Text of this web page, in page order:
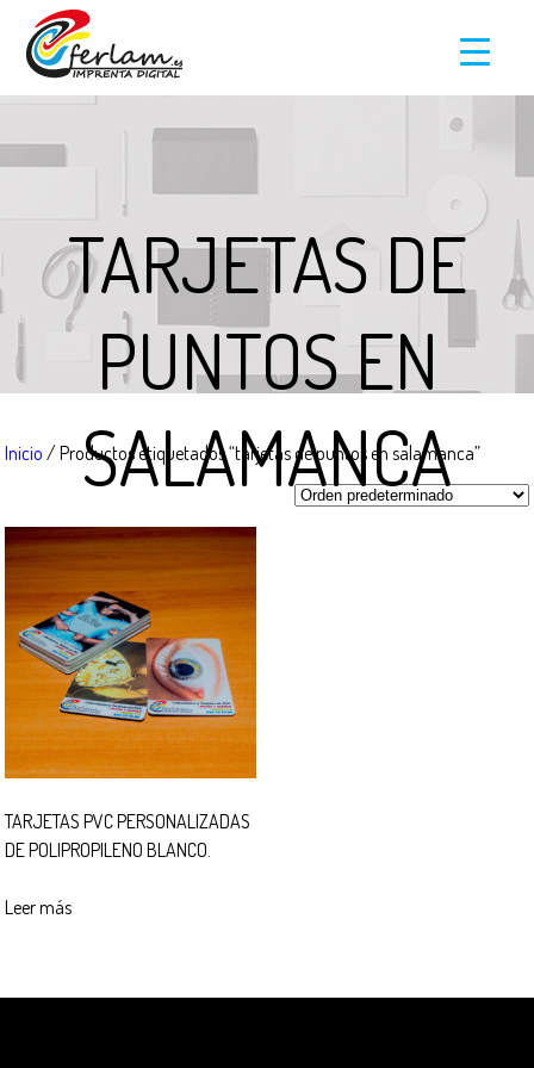
TARJETAS DE
PUNTOS EN
SALAMANCA
Inicio / Productos etiquetados “tarjetas de puntos en salamanca”
TARJETAS PVC PERSONALIZADAS
DE POLIPROPILENO BLANCO.
Leer más